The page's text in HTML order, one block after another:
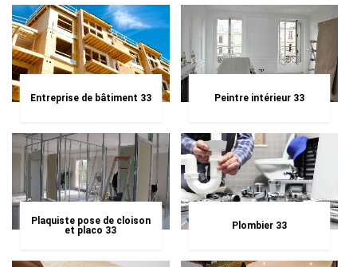
Entreprise de bâtiment 33 Peintre intérieur 33
Plaquiste pose de cloison
et placo 33
Plombier 33